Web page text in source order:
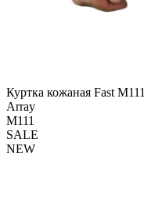
Куртка кожаная Fast М111
Array
М111
SALE
NEW